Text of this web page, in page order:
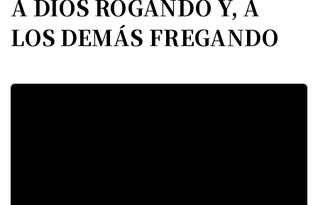
A DIOS ROGANDO Y, A
LOS DEMÁS FREGANDO